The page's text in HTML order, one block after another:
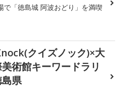
で「徳島城 阿波おどり」を満喫
クイズノック)×大
術館キーワードラリ
県